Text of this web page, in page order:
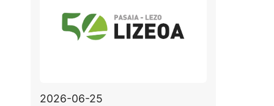
2026-06-25